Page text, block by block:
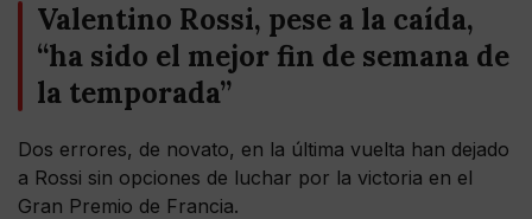
Valentino Rossi, pese a la caída,
“ha sido el mejor fin de semana de
la temporada”
Dos errores, de novato, en la última vuelta han dejado
a Rossi sin opciones de luchar por la victoria en el
Gran Premio de Francia.